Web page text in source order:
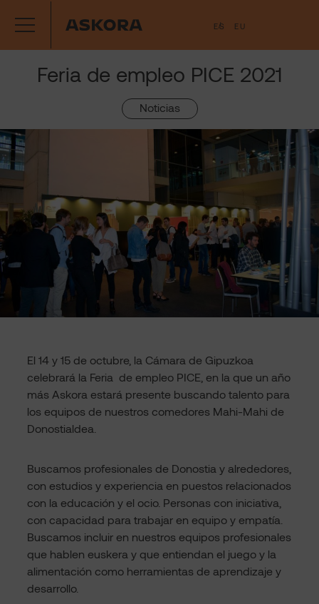
contenido
ES EU
Feria de empleo PICE 2021
Noticias
El 14 y 15 de octubre, la Cámara de Gipuzkoa
celebrará la Feria de empleo PICE, en la que un año
más Askora estará presente buscando talento para
los equipos de nuestros comedores Mahi-Mahi de
Donostialdea.
Buscamos profesionales de Donostia y alrededores,
con estudios y experiencia en puestos relacionados
con la educación y el ocio. Personas con iniciativa,
con capacidad para trabajar en equipo y empatía.
Buscamos incluir en nuestros equipos profesionales
que hablen euskera y que entiendan el juego y la
alimentación como herramientas de aprendizaje y
desarrollo.